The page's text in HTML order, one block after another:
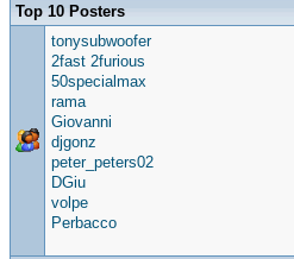
Top 10 Posters
tonysubwoofer
2fast 2furious
50specialmax
rama
Giovanni
djgonz
peter_peters02
DGiu
volpe
Perbacco